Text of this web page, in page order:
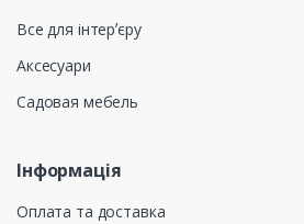
Все для інтерʼєру
Аксесуари
Садовая мебель
Інформація
Оплата та доставка